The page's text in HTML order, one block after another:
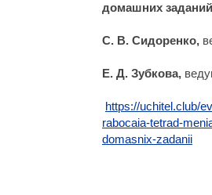
домашних заданий
С. В. Сидоренко,
Е. Д. Зубкова,
https://uchitel.club/
rabocaia-tetrad-
domasnix-zadanii